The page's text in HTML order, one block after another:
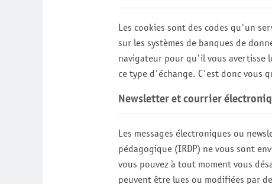
Les cookies sont des codes qu'un
sur les systèmes de banques de
navigateur pour qu'il vous avertisse
ce type d'échange. C'est donc vous
Newsletter et courrier
Les messages électroniques ou
pédagogique (IRDP) ne vous sont
vous pouvez à tout moment vous
peuvent être lues ou modifiées par